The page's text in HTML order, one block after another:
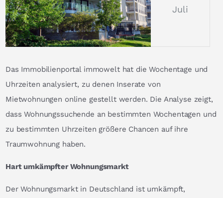
Juli
Das Immobilienportal immowelt hat die Wochentage und
Uhrzeiten analysiert, zu denen Inserate von
Mietwohnungen online gestellt werden. Die Analyse zeigt,
dass Wohnungssuchende an bestimmten Wochentagen und
zu bestimmten Uhrzeiten größere Chancen auf ihre
Traumwohnung haben.
Hart umkämpfter Wohnungsmarkt
Der Wohnungsmarkt in Deutschland ist umkämpft,